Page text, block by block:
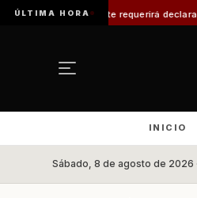
ÚLTIMA HORA
requerirá declaración jurada El resto
INICIO
Sábado, 8 de agosto de 2026